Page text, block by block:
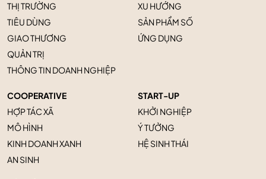
THỊ TRƯỜNG
TIÊU DÙNG
GIAO THƯƠNG
QUẢN TRỊ
THÔNG TIN DOANH NGHIỆP
XU HƯỚNG
SẢN PHẨM SỐ
ỨNG DỤNG
COOPERATIVE
HỢP TÁC XÃ
MÔ HÌNH
KINH DOANH XANH
AN SINH
START-UP
KHỞI NGHIỆP
Ý TƯỞNG
HỆ SINH THÁI